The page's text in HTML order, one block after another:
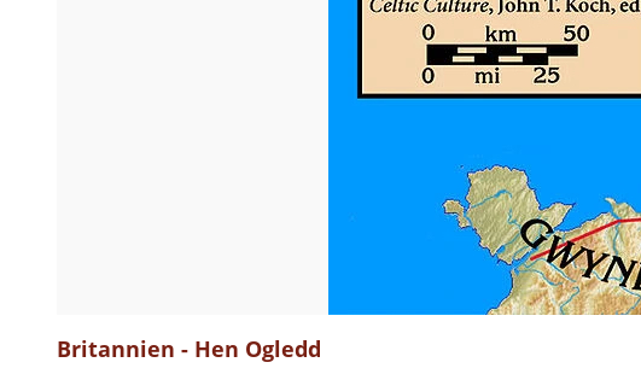
Britannien - Hen Ogledd